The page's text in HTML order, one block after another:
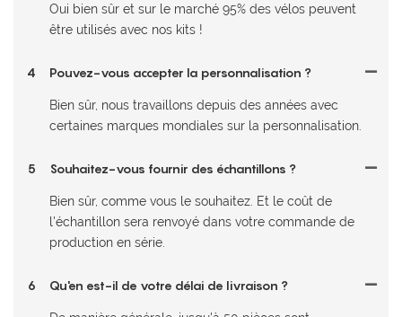
Oui bien sûr et sur le marché 95% des vélos peuvent
être utilisés avec nos kits !
4 Pouvez-vous accepter la personnalisation ?
Bien sûr, nous travaillons depuis des années avec
certaines marques mondiales sur la personnalisation.
5 Souhaitez-vous fournir des échantillons ?
Bien sûr, comme vous le souhaitez. Et le coût de
l'échantillon sera renvoyé dans votre commande de
production en série.
6 Qu'en est-il de votre délai de livraison ?